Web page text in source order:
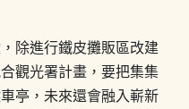
除進行鐵皮攤販區改建
觀光署計畫，要把集集
亭，未來還會融入嶄新